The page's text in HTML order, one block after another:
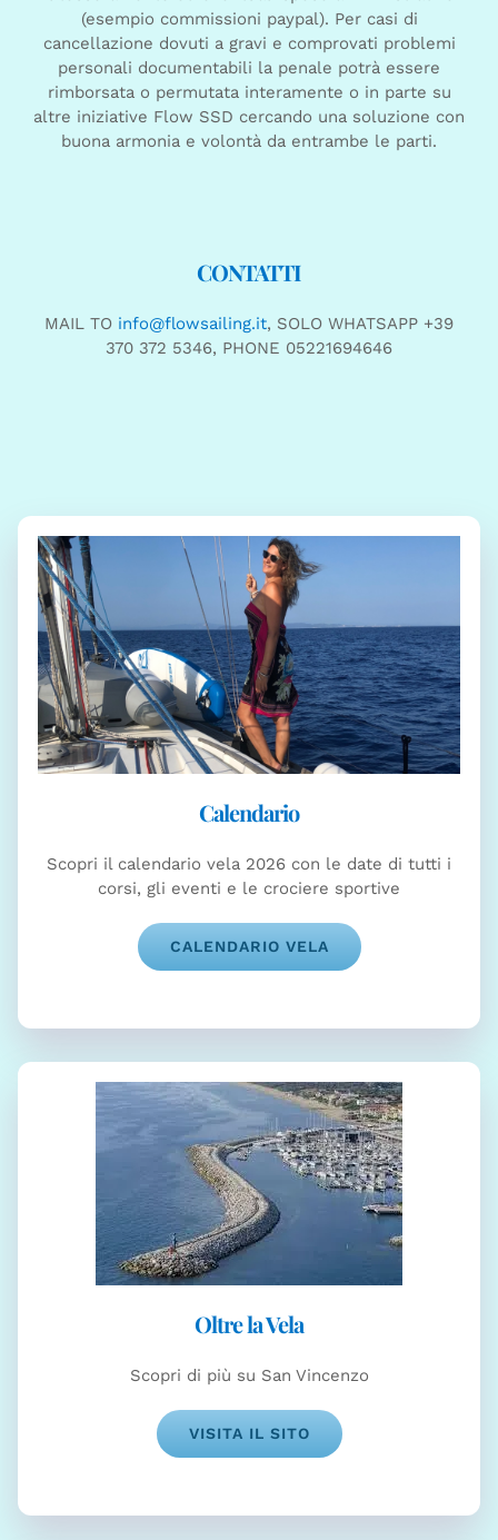
(esempio commissioni paypal). Per casi di
cancellazione dovuti a gravi e comprovati problemi
personali documentabili la penale potrà essere
rimborsata o permutata interamente o in parte su
altre iniziative Flow SSD cercando una soluzione con
buona armonia e volontà da entrambe le parti.
CONTATTI
MAIL TO info@flowsailing.it, SOLO WHATSAPP +39
370 372 5346, PHONE 05221694646
Calendario
Scopri il calendario vela 2026 con le date di tutti i
corsi, gli eventi e le crociere sportive
CALENDARIO VELA
Oltre la Vela
Scopri di più su San Vincenzo
VISITA IL SITO